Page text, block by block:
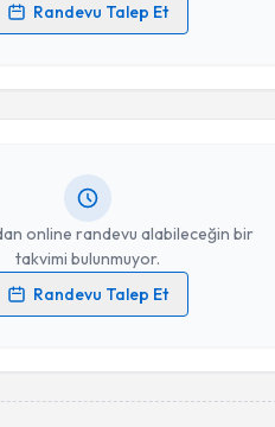
Randevu Talep Et
işlenmesine ilişkinAydınlatma Metni
ediyorum.
online randevu alabileceğin bir
takvimi bulunmuyor.
Randevu Talep Et
Talebi
işlenmesine ilişkinAydınlatma Metni
ediyorum.